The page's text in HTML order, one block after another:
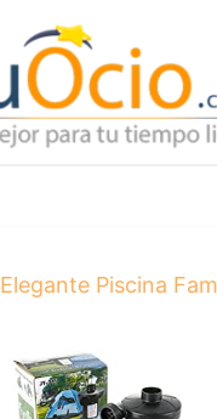
Elegante Piscina